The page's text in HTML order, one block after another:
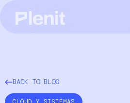
BACK TO BLOG
CLOUD SERVICES
Almacenamiento de Archivos
Almacenamiento de Objetos
Blog
Sobre Plenit
Contacto